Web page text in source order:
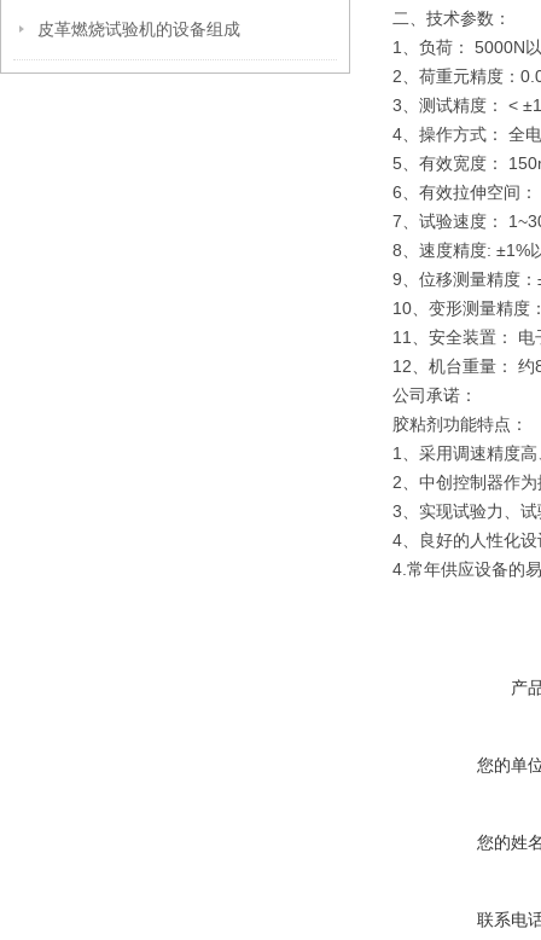
皮革燃烧试验机的设备组成
二、技术参数：
1、负荷： 5000N
2、荷重元精度：
3、测试精度： <
4、操作方式：
5、有效宽度
6、有效拉伸空间
7、试验速度：
8、速度精度: ±1%
9、位移测量精度
10、变形测量精度
11、安全装置：
12、机台重量： 约
公司承诺：
胶粘剂功能特点：
1、采用调速精度
2、中创控制器作
3、实现试验力、
4、良好的人性化
4.常年供应设备的
产
您的单
您的姓
联系电